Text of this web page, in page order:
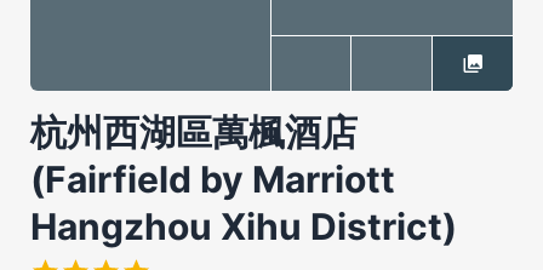
杭州西湖區萬楓酒店
(Fairfield by Marriott
Hangzhou Xihu District)